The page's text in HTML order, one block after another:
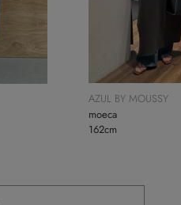
AZUL BY MOUSSY
moeca
162cm